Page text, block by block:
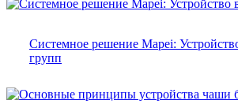
Системное решение Mapei:
групп